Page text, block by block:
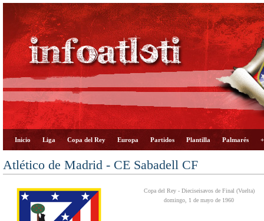
Inicio Liga Copa del Rey Europa Partidos Plantilla Palmarés
Atlético de Madrid - CE Sabadell CF
Copa del Rey - Dieciseisavos de Final (Vuelta)
domingo, 1 de mayo de 1960